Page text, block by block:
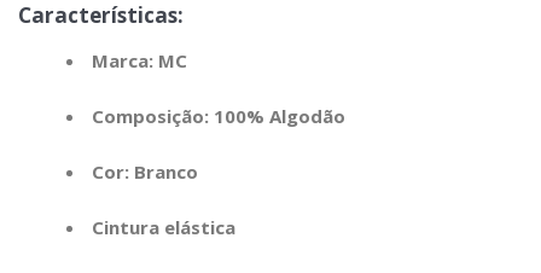
Características:
Marca: MC
Composição: 100% Algodão
Cor: Branco
Cintura elástica